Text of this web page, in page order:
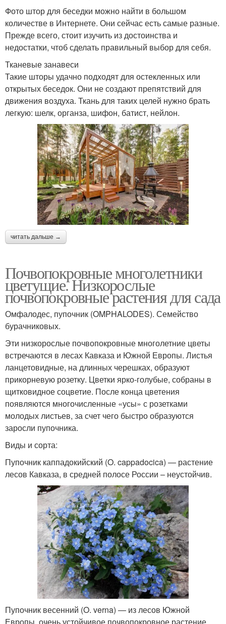
Фото штор для беседки можно найти в большом
количестве в Интернете. Они сейчас есть самые разные.
Прежде всего, стоит изучить из достоинства и
недостатки, чтоб сделать правильный выбор для себя.
Тканевые занавеси
Такие шторы удачно подходят для остекленных или
открытых беседок. Они не создают препятствий для
движения воздуха. Ткань для таких целей нужно брать
легкую: шелк, органза, шифон, батист, нейлон.
читать дальше →
Почвопокровные многолетники
цветущие. Низкорослые
почвопокровные растения для сада
Омфалодес, пупочник (OMPHALODES). Семейство
бурачниковых.
Эти низкорослые почвопокровные многолетние цветы
встречаются в лесах Кавказа и Южной Европы. Листья
ланцетовидные, на длинных черешках, образуют
прикорневую розетку. Цветки ярко-голубые, собраны в
щитковидное соцветие. После конца цветения
появляются многочисленные «усы» с розетками
молодых листьев, за счет чего быстро образуются
заросли пупочника.
Виды и сорта:
Пупочник каппадокийский (O. cappadocica) — растение
лесов Кавказа, в средней полосе России – неустойчив.
Пупочник весенний (O. verna) — из лесов Южной
Европы, очень устойчивое почвопокровное растение.